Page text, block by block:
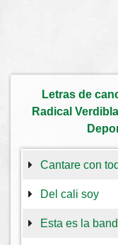
Letras de
Radical
Cantare con
Del cali soy
Esta es la